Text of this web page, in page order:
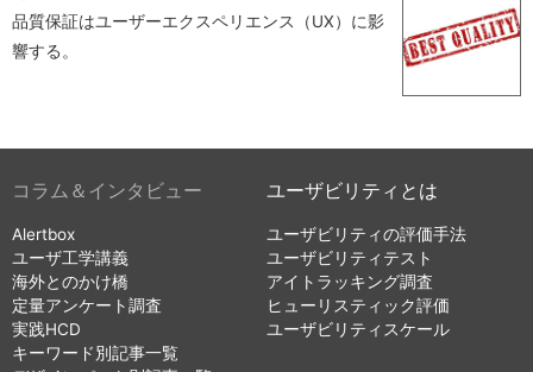
品質保証はユーザーエクスペリエンス（UX）に影
響する。
コラム＆インタビュー
Alertbox
ユーザ工学講義
海外とのかけ橋
定量アンケート調査
実践HCD
キーワード別記事一覧
ユーザビリティとは
ユーザビリティの評価手法
ユーザビリティテスト
アイトラッキング調査
ヒューリスティック評価
ユーザビリティスケール